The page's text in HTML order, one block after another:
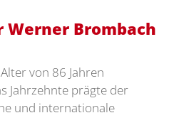
Brombach
von 86 Jahren
Jahrzehnte prägte der
und internationale